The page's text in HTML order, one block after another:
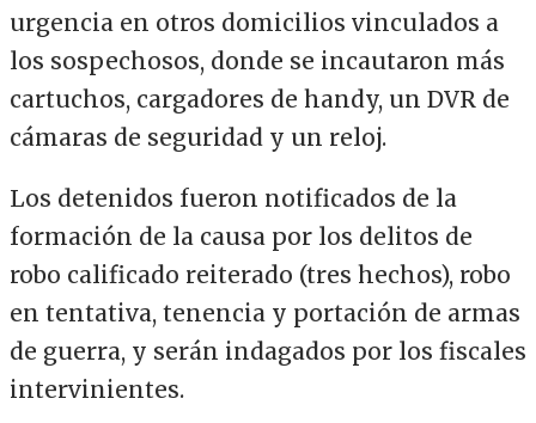
urgencia en otros domicilios vinculados a
los sospechosos, donde se incautaron más
cartuchos, cargadores de handy, un DVR de
cámaras de seguridad y un reloj.
Los detenidos fueron notificados de la
formación de la causa por los delitos de
robo calificado reiterado (tres hechos), robo
en tentativa, tenencia y portación de armas
de guerra, y serán indagados por los fiscales
intervinientes.